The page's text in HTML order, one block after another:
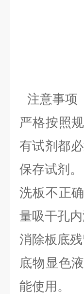
注意事项
严格按照
有试剂都
保存试剂。
洗板不正
量吸干孔
消除板底
底物显色
能使用。